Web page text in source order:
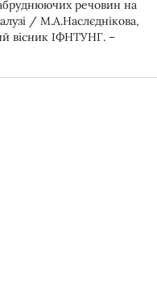
речовин на
/ М.А.Наслєднікова,
вісник ІФНТУНГ. –